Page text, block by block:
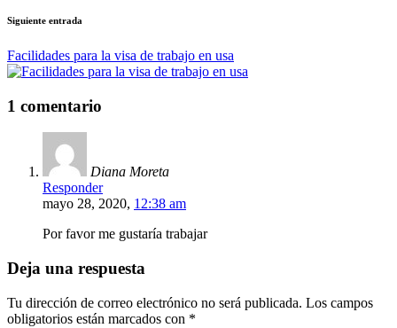
Siguiente entrada
Facilidades para la visa de trabajo en usa
1 comentario
Diana Moreta
Responder
mayo 28, 2020, 12:38 am
Por favor me gustaría trabajar
Deja una respuesta
Tu dirección de correo electrónico no será publicada. Los campos
obligatorios están marcados con *